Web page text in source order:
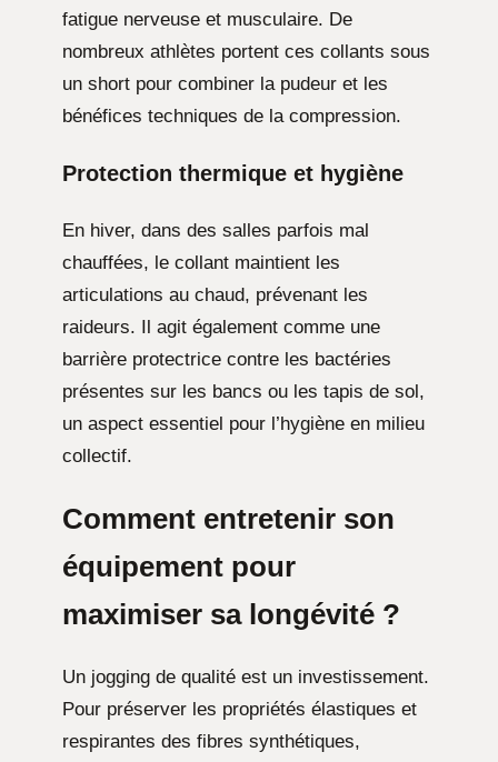
fatigue nerveuse et musculaire. De
nombreux athlètes portent ces collants sous
un short pour combiner la pudeur et les
bénéfices techniques de la compression.
Protection thermique et hygiène
En hiver, dans des salles parfois mal
chauffées, le collant maintient les
articulations au chaud, prévenant les
raideurs. Il agit également comme une
barrière protectrice contre les bactéries
présentes sur les bancs ou les tapis de sol,
un aspect essentiel pour l’hygiène en milieu
collectif.
Comment entretenir son
équipement pour
maximiser sa longévité ?
Un jogging de qualité est un investissement.
Pour préserver les propriétés élastiques et
respirantes des fibres synthétiques,